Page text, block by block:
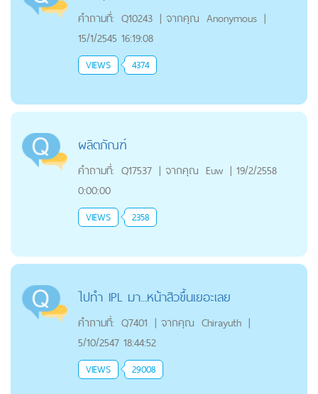
คำถามที่: Q10243 | จากคุณ Anonymous |
15/1/2545 16:19:08
VIEWS 4374
ผลิตภัณฑ์
คำถามที่: Q17537 | จากคุณ Euw | 19/2/2558
0:00:00
VIEWS 2358
ไปทำ IPL มา...หน้าสิวขึ้นเยอะเลย
คำถามที่: Q7401 | จากคุณ Chirayuth |
5/10/2547 18:44:52
VIEWS 29008